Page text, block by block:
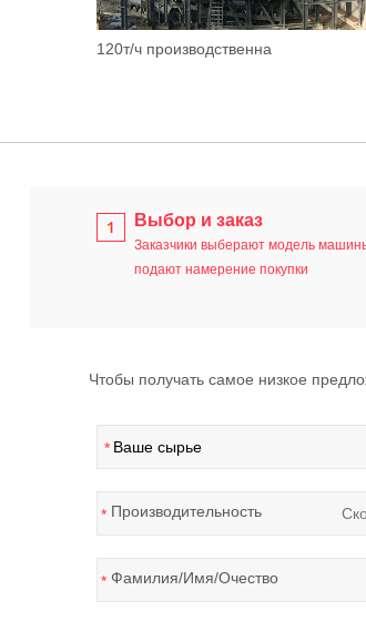
120т/ч производственна
Выбор и заказ
Заказчики выберают модель
подают намерение покупки
Чтобы получать самое низкое
*
Производительность
*
Фамилия/Имя/Очество
*